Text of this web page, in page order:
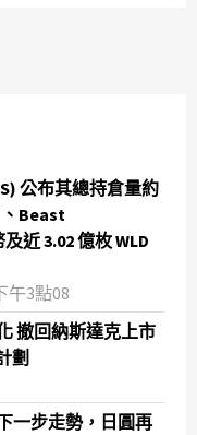
公布其總持倉量約
、Beast
近 3.02 億枚 WLD
午3點08
撤回納斯達克上市
劃
一步走勢，日圓再